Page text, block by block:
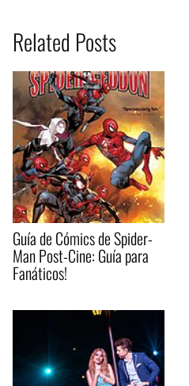
Related Posts
Guía de Cómics de Spider-
Man Post-Cine: Guía para
Fanáticos!